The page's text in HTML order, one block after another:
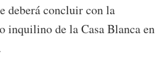
deberá concluir con la
inquilino de la Casa Blanca en